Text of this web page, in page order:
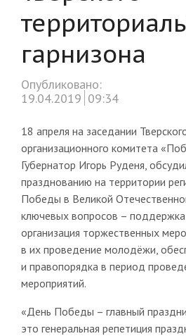
гарнизона
Опубликовано:
19.04.2019 09:34
18 апреля на заседании
организационного комитета
Губернатор Игорь Руденя,
празднованию на территории
Победы в Великой
ключевых вопросов – поддержка
организация торжественных
в их проведение молодёжи,
и правопорядка в период
мероприятий.
«День Победы – главный
это генеральная репетиция